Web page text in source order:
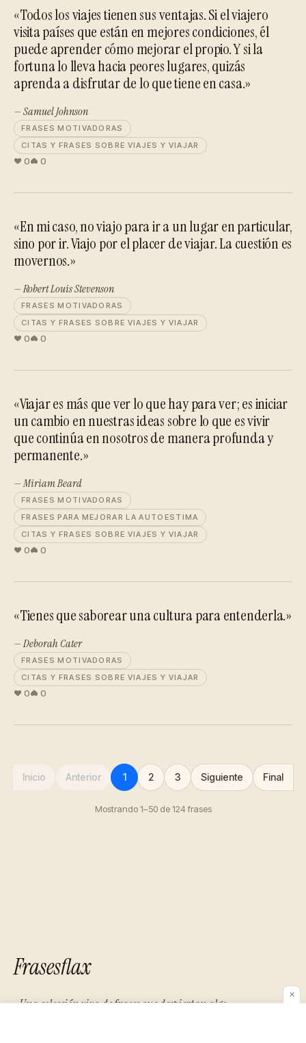
«Todos los viajes tienen sus ventajas. Si el viajero
visita países que están en mejores condiciones, él
puede aprender cómo mejorar el propio. Y si la
fortuna lo lleva hacia peores lugares, quizás
aprenda a disfrutar de lo que tiene en casa.»
— Samuel Johnson
FRASES MOTIVADORAS
CITAS Y FRASES SOBRE VIAJES Y VIAJAR
0 0
«En mi caso, no viajo para ir a un lugar en particular,
sino por ir. Viajo por el placer de viajar. La cuestión es
movernos.»
— Robert Louis Stevenson
FRASES MOTIVADORAS
CITAS Y FRASES SOBRE VIAJES Y VIAJAR
0 0
«Viajar es más que ver lo que hay para ver; es iniciar
un cambio en nuestras ideas sobre lo que es vivir
que continúa en nosotros de manera profunda y
permanente.»
— Miriam Beard
FRASES MOTIVADORAS
FRASES PARA MEJORAR LA AUTOESTIMA
CITAS Y FRASES SOBRE VIAJES Y VIAJAR
0 0
«Tienes que saborear una cultura para entenderla.»
— Deborah Cater
FRASES MOTIVADORAS
CITAS Y FRASES SOBRE VIAJES Y VIAJAR
0 0
Inicio Anterior 1 2 3 Siguiente Final
Mostrando 1–50 de 124 frases
Frasesflax
«Una colección viva de frases que despiertan algo
✕